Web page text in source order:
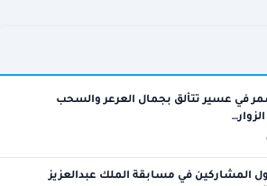
في عسير تتألق بجمال العرعر والسحب
المشاركين في مسابقة الملك عبدالعزيز